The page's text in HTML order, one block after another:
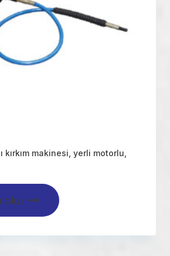
makinesi, yerli motorlu,
oku